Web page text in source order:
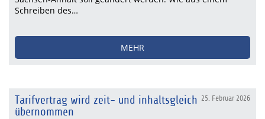
Schreiben des…
MEHR
25. Februar 2026
Tarifvertrag wird zeit- und inhaltsgleich
übernommen